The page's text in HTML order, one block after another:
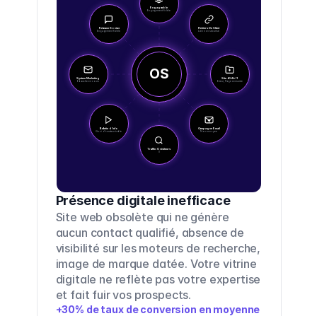
Engageable
Engagement fidèle
Fichiers De Client
Lien non sécurisé
Site 404bl1
Erreur, Page censurée
Campagne Email
Non envoyée
Traffic: 0 visiteurs
Bulletin d'info
Quoi d'curateur table
System Marketing
Ébauche en cours
Réseaux Sociax
Engagement fidèle
OS
Présence digitale inefficace
Site web obsolète qui ne génère
aucun contact qualifié, absence de
visibilité sur les moteurs de recherche,
image de marque datée. Votre vitrine
digitale ne reflète pas votre expertise
et fait fuir vos prospects.
+30% de taux de conversion en moyenne